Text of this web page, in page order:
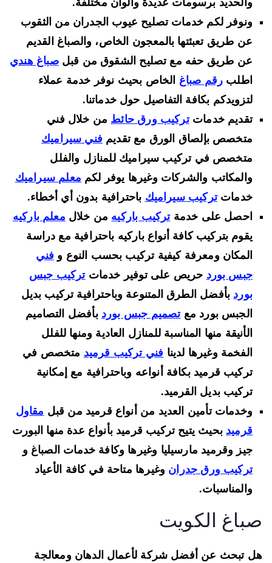
والحديد برسومات عديدة وألوان مختلفة.
ونوفر لكم خدمات تصليح عيوب الجدران من الثقوب
عن طريق تعبئتها بالمعجون الخاص، والصباغ القديم
عن طريق حفه مع تصليح الشقوق من قبلصباغ هندي
اطلبرقم صباغالخاص بحيث نوفر خدمة عملاء
لتزويدكم بكافة التفاصيل حول خدماتنا.
تقديم خدماتتركيب ورق حائطمن خلال فني
متخصص بإلصاق الورق مع تقديمفني سيراميك
متخصص في تركيب سيراميك للمنازل والفلل
والمكاتب والشركات وغيرها يوفر لكممعلم سيراميك
خدماتتركيب سيراميكباحترافية بدون أي أخطاء.
احصل على خدمةتركيب باركيه من خلالمعلم باركيه
يقوم بتركيب كافة أنواع باركيه باحترافية مع دراسة
المكان ومعرفة كيفية تركيب بحسب النوع وفني
جبس بوردحريص على توفير خدماتتركيب جبس
بوردبأفضل الطرق المتنوعة وباحترافية تركيب بديل
الجبس بورد مع تصميم جبس بوردبأفضل التصاميم
الأنيقة منها المناسبة للمنازل العادية ومنها للفلل
الفخمة وغيرها لدينافني تركيب قرميد متخصص في
تركيب قرميد بكافة أنواعه وباحترافية مع إمكانية
تركيب بديل القرميد.
وخدمات تأمين العديد من أنواع قرميد من قبلمقاول
قرميد بحيث يتيح تركيب قرميد بأنواع عدة منها البورت
جيز وقرميد مارسيليا وغيرها وكافة خدمات الصباغ و
تركيب ورق جدرانوغيرها متاحة في كافة الأعياد
والمناسبات.
الكويت
تبحث عن أفضل شركة لأعمال الدهان ومعالجة